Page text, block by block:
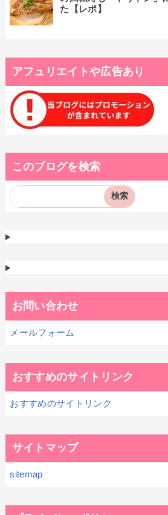
た【レポ】
アフュリエイトや広告あり
このブログを検索
お問い合わせ
メールフォーム
おすすめのサイトリンク
おすすめのサイトリンク
サイトマップ
sitemap